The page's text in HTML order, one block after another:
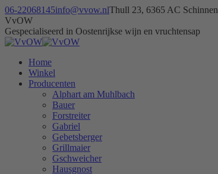
Skip
to
content
06-22068145info@vvow.nlThull 23, 6365 AC Schinnen
Facebook
page
opens
new
window
Instagram
page
opens
new
window
X
page
opens
new
window
VvOW
Gespecialiseerd in Oostenrijkse wijn en vruchtensap
Home
Winkel
Producenten
Alphart am Muhlbach
Bauer
Forstreiter
Gabriel
Gebetsberger
Grillmaier
Gschweicher
Hausgnost